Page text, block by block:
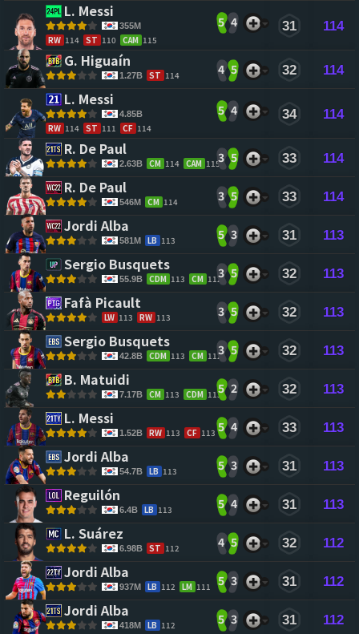
L. Messi
355M
RW 114 ST 110 CAM 115
5 4 31 114
G. Higuaín
1.27B ST 114 4 5 32 114
L. Messi
4.85B
RW 114 ST 111 CF 114
5 4 34 114
R. De Paul
2.63B CM 114 CAM 1153 5 33 114
R. De Paul
546M CM 114 3 5 33 114
Jordi Alba
581M LB 113 5 3 31 113
Sergio Busquets
55.9B CDM 113 CM 1123 5 32 113
Fafà Picault
LW 113 RW 113 3 5 32 113
Sergio Busquets
42.8B CDM 113 CM 1123 5 32 113
B. Matuidi
7.17B CM 113 CDM 1135 2 32 113
L. Messi
1.52B RW 113 CF 113 5 4 33 113
Jordi Alba
54.7B LB 113 5 3 31 113
Reguilón
6.4B LB 113 5 4 31 113
L. Suárez
6.98B ST 112 4 5 32 112
Jordi Alba
937M LB 112 LM 111 5 3 31 112
Jordi Alba
418M LB 112 5 3 31 112